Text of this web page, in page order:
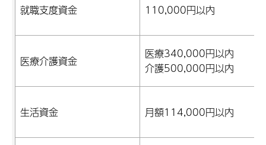
就職支度資金 110,000円以内
医療介護資金
医療340,000円以内
介護500,000円以内
生活資金 月額114,000円以内